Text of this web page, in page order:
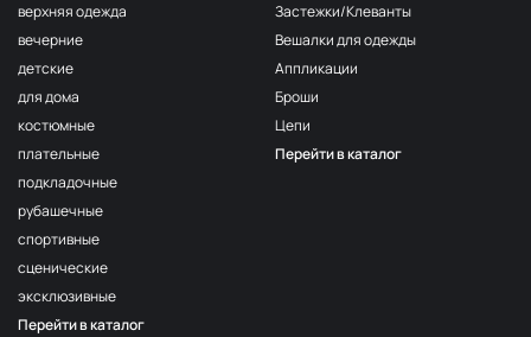
верхняя одежда
вечерние
детские
для дома
костюмные
плательные
подкладочные
рубашечные
спортивные
сценические
эксклюзивные
Перейти в каталог
Застежки/Клеванты
Вешалки для одежды
Аппликации
Броши
Цепи
Перейти в каталог